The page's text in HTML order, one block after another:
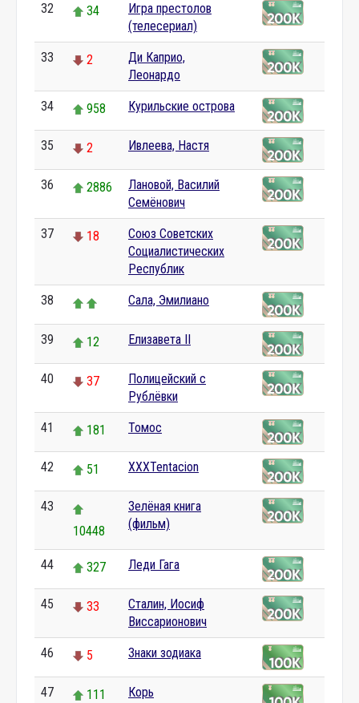
32 34
Игра престолов
(телесериал)
33 2
Ди Каприо,
Леонардо
34 958 Курильские острова
35 2 Ивлеева, Настя
36 2886
Лановой, Василий
Семёнович
37 18
Союз Советских
Социалистических
Республик
38 Сала, Эмилиано
39 12 Елизавета II
40 37
Полицейский с
Рублёвки
41 181 Томос
42 51 XXXTentacion
43
10448
Зелёная книга
(фильм)
44 327 Леди Гага
45 33
Сталин, Иосиф
Виссарионович
46 5 Знаки зодиака
47 111 Корь